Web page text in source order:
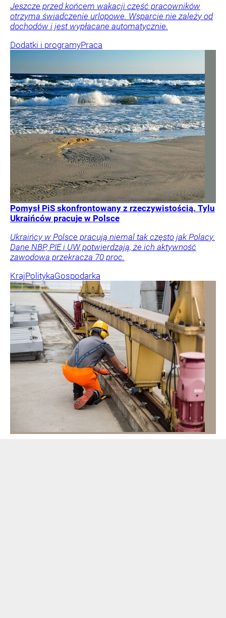
Jeszcze przed końcem wakacji część pracowników
otrzyma świadczenie urlopowe. Wsparcie nie zależy od
dochodów i jest wypłacane automatycznie.
Dodatki i programyPraca
Pomysł PiS skonfrontowany z rzeczywistością. Tylu
Ukraińców pracuje w Polsce
Ukraińcy w Polsce pracują niemal tak często jak Polacy.
Dane NBP, PIE i UW potwierdzają, że ich aktywność
zawodowa przekracza 70 proc.
KrajPolitykaGospodarka